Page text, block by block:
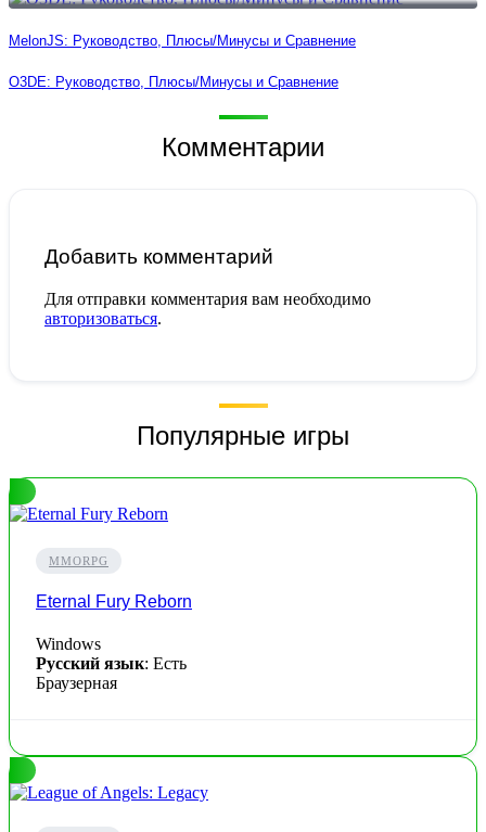
MelonJS: Руководство, Плюсы/Минусы и Сравнение
O3DE: Руководство, Плюсы/Минусы и Сравнение
Комментарии
Добавить комментарий
Для отправки комментария вам необходимо
авторизоваться.
Популярные игры
MMORPG
Eternal Fury Reborn
Windows
Русский язык: Есть
Браузерная